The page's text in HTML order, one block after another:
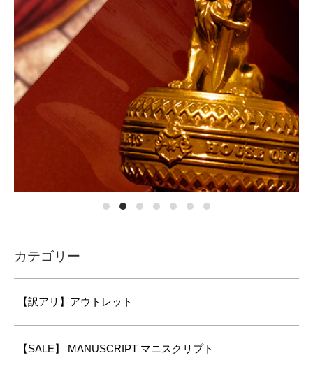
カテゴリー
【訳アリ】アウトレット
【SALE】 MANUSCRIPT マニスクリプト